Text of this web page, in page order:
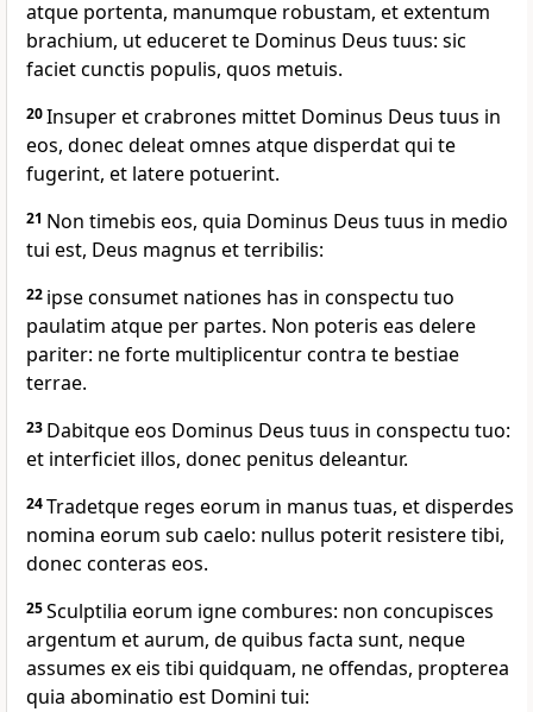
atque portenta, manumque robustam, et extentum
brachium, ut educeret te Dominus Deus tuus: sic
faciet cunctis populis, quos metuis.
20Insuper et crabrones mittet Dominus Deus tuus in
eos, donec deleat omnes atque disperdat qui te
fugerint, et latere potuerint.
21 Non timebis eos, quia Dominus Deus tuus in medio
tui est, Deus magnus et terribilis:
22 ipse consumet nationes has in conspectu tuo
paulatim atque per partes. Non poteris eas delere
pariter: ne forte multiplicentur contra te bestiae
terrae.
23 Dabitque eos Dominus Deus tuus in conspectu tuo:
et interficiet illos, donec penitus deleantur.
24Tradetque reges eorum in manus tuas, et disperdes
nomina eorum sub caelo: nullus poterit resistere tibi,
donec conteras eos.
25Sculptilia eorum igne combures: non concupisces
argentum et aurum, de quibus facta sunt, neque
assumes ex eis tibi quidquam, ne offendas, propterea
quia abominatio est Domini tui: